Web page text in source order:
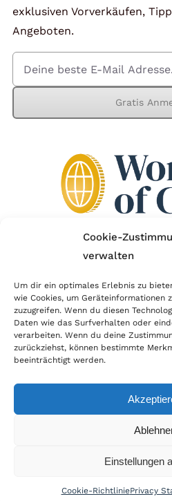
Cookie-
verwalten
Um dir ein optimales Erlebnis zu
wie Cookies, um Geräteinformationen
zuzugreifen. Wenn du diesen
Daten wie das Surfverhalten oder
verarbeiten. Wenn du deine
zurückziehst, können bestimmte
beeinträchtigt werden.
Einstellungen
Cookie-RichtliniePrivacy
exklusiven Vorverkäufen,
Angeboten.
Gratis
Der Händlerbund setzt sich
erfolgreichen E-Commerce
viele Onlineshops im Netz
und unterstützen fairen
Widerruf|Zahlung